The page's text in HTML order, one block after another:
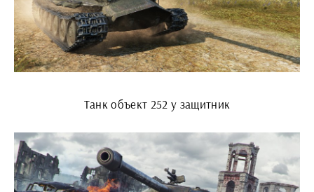
Танк объект 252 у защитник